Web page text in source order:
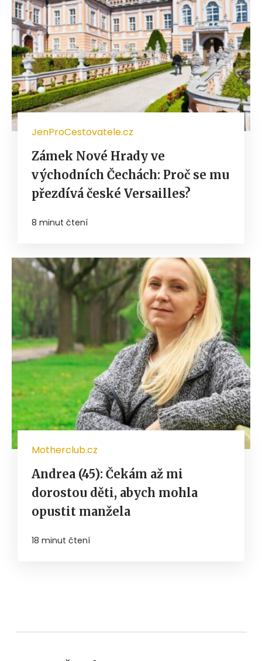
JenProCestovatele.cz
Zámek Nové Hrady ve
východních Čechách: Proč se mu
přezdívá české Versailles?
8 minut čtení
Motherclub.cz
Andrea (45): Čekám až mi
dorostou děti, abych mohla
opustit manžela
18 minut čtení